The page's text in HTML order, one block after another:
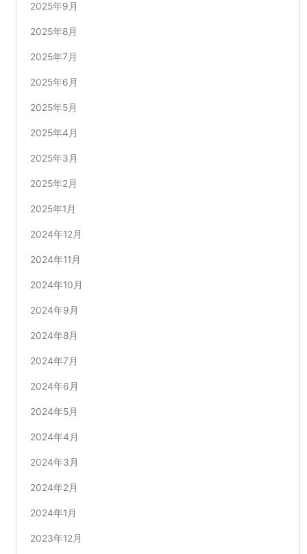
2025年9月
2025年8月
2025年7月
2025年6月
2025年5月
2025年4月
2025年3月
2025年2月
2025年1月
2024年12月
2024年11月
2024年10月
2024年9月
2024年8月
2024年7月
2024年6月
2024年5月
2024年4月
2024年3月
2024年2月
2024年1月
2023年12月